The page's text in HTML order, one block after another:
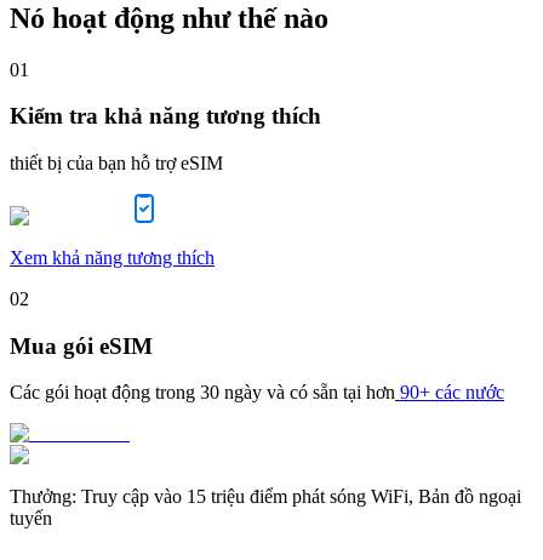
Nó hoạt động như thế nào
01
Kiểm tra khả năng tương thích
thiết bị của bạn hỗ trợ eSIM
Xem khả năng tương thích
02
Mua gói eSIM
Các gói hoạt động trong 30 ngày và có sẵn tại hơn 90+ các nước
Thưởng: Truy cập vào 15 triệu điểm phát sóng WiFi, Bản đồ ngoại
tuyến